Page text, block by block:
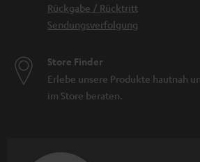
Rückgabe / Rücktritt
Sendungsverfolgung
Store Finder
Erlebe unsere Produkte hautnah
im Store beraten.